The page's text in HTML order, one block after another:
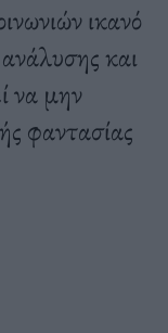
ικανό
και
να μην
φαντασίας